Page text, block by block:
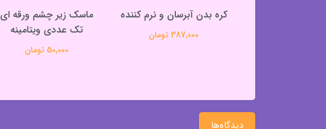
کره بدن آبرسان و نرم کننده
387,000 تومان
ماسک زیر چشم ورقه ای
تک عددی ویتامینه
50,000 تومان
دیدگاه‌ها